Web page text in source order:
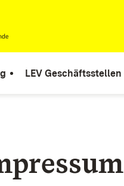
LEV Geschäftsstellen